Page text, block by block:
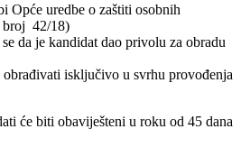
Opće uredbe o zaštiti osobnih
broj 42/18)
da je kandidat dao privolu za obradu
obrađivati isključivo u svrhu provođenja
će biti obaviješteni u roku od 45 dana